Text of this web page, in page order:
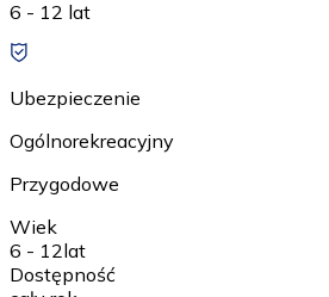
6 - 12 lat
Ubezpieczenie
Ogólnorekreacyjny
Przygodowe
Wiek
6 - 12lat
Dostępność